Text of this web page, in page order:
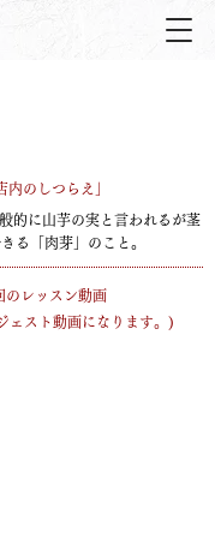
のしつらえ」
的に山芋の実と言われるが茎
る「肉芽」のこと。
レッスン動画
ェスト動画になります。)